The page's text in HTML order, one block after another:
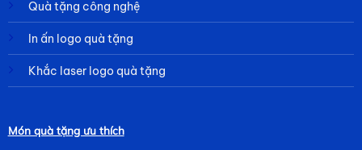
Quà tặng công nghệ
In ấn logo quà tặng
Khắc laser logo quà tặng
Món quà tặng ưu thích